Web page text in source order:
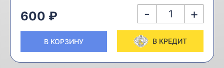
600 ₽ - +
В КОРЗИНУ В КРЕДИТ